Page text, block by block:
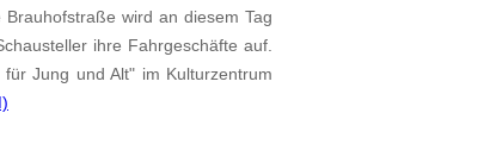
wird an diesem Tag
ihre Fahrgeschäfte auf.
Jung und Alt" im Kulturzentrum